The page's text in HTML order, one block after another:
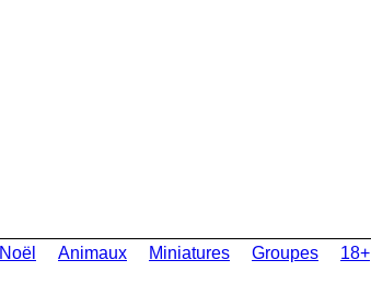
Noël Animaux Miniatures Groupes 18+